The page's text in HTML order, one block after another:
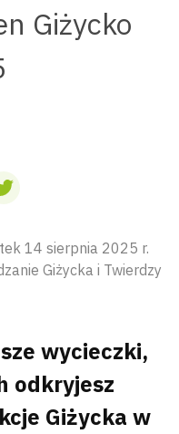
Giżycko
14 sierpnia 2025 r.
Giżycka i Twierdzy
wycieczki,
odkryjesz
Giżycka w